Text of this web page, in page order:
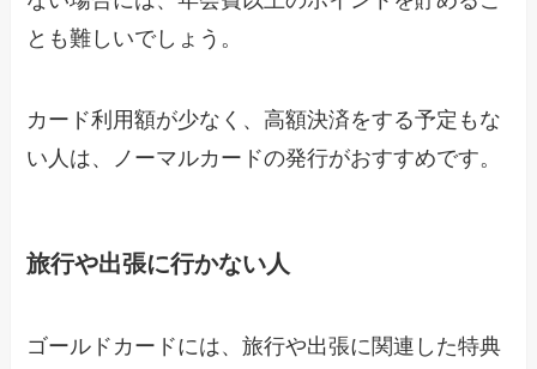
とも難しいでしょう。
カード利用額が少なく、高額決済をする予定もな
い人は、ノーマルカードの発行がおすすめです。
旅行や出張に行かない人
ゴールドカードには、旅行や出張に関連した特典